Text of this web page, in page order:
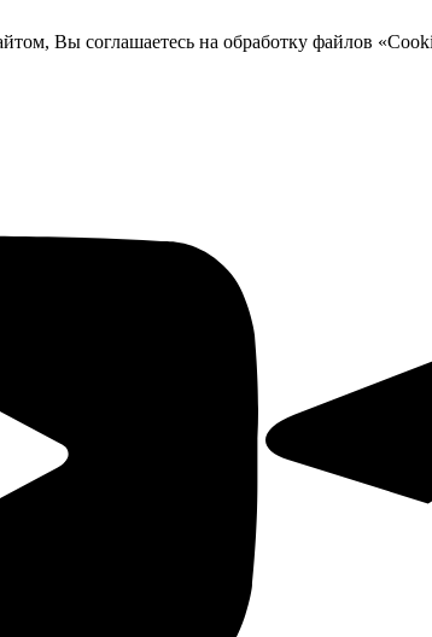
Вы соглашаетесь на обработку файлов